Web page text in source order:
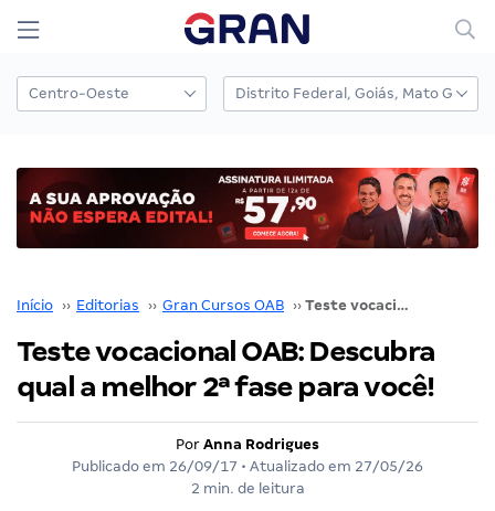
Início ›› Editorias ›› Gran Cursos OAB ›› Teste vocacional OAB: Descubra qual a melhor 2ª fase para você!
Teste vocacional OAB: Descubra
qual a melhor 2ª fase para você!
Por Anna Rodrigues
Publicado em 26/09/17 • Atualizado em 27/05/26
2 min. de leitura